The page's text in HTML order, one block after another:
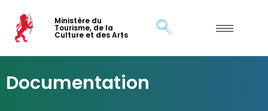
Ministère du
Tourisme, de la
Culture et des Arts
Documentation